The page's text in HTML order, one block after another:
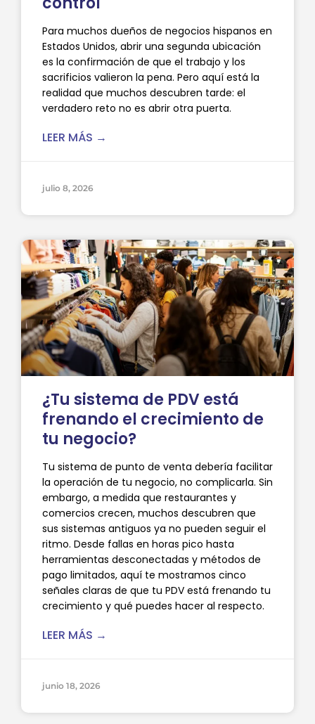
Para muchos dueños de negocios hispanos en
Estados Unidos, abrir una segunda ubicación
es la confirmación de que el trabajo y los
sacrificios valieron la pena. Pero aquí está la
realidad que muchos descubren tarde: el
verdadero reto no es abrir otra puerta.
LEER MÁS →
julio 8, 2026
¿Tu sistema de PDV está
frenando el crecimiento de
tu negocio?
Tu sistema de punto de venta debería facilitar
la operación de tu negocio, no complicarla. Sin
embargo, a medida que restaurantes y
comercios crecen, muchos descubren que
sus sistemas antiguos ya no pueden seguir el
ritmo. Desde fallas en horas pico hasta
herramientas desconectadas y métodos de
pago limitados, aquí te mostramos cinco
señales claras de que tu PDV está frenando tu
crecimiento y qué puedes hacer al respecto.
LEER MÁS →
junio 18, 2026